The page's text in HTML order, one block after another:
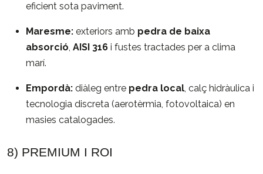
eficient sota paviment.
Maresme: exteriors amb pedra de baixa
absorció, AISI 316 i fustes tractades per a clima
marí.
Empordà: diàleg entre pedra local, calç hidràulica i
tecnologia discreta (aerotèrmia, fotovoltaica) en
masies catalogades.
8) PREMIUM I ROI